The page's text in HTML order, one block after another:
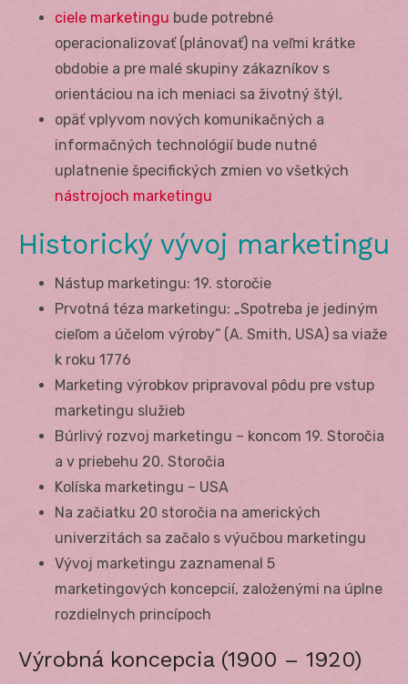
ciele marketingu bude potrebné
operacionalizovať (plánovať) na veľmi krátke
obdobie a pre malé skupiny zákazníkov s
orientáciou na ich meniaci sa životný štýl,
opäť vplyvom nových komunikačných a
informačných technológií bude nutné
uplatnenie špecifických zmien vo všetkých
nástrojoch marketingu
Historický vývoj marketingu
Nástup marketingu: 19. storočie
Prvotná téza marketingu: „Spotreba je jediným
cieľom a účelom výroby“ (A. Smith, USA) sa viaže
k roku 1776
Marketing výrobkov pripravoval pôdu pre vstup
marketingu služieb
Búrlivý rozvoj marketingu – koncom 19. Storočia
a v priebehu 20. Storočia
Kolíska marketingu – USA
Na začiatku 20 storočia na amerických
univerzitách sa začalo s výučbou marketingu
Vývoj marketingu zaznamenal 5
marketingových koncepcií, založenými na úplne
rozdielnych princípoch
Výrobná koncepcia (1900 – 1920)